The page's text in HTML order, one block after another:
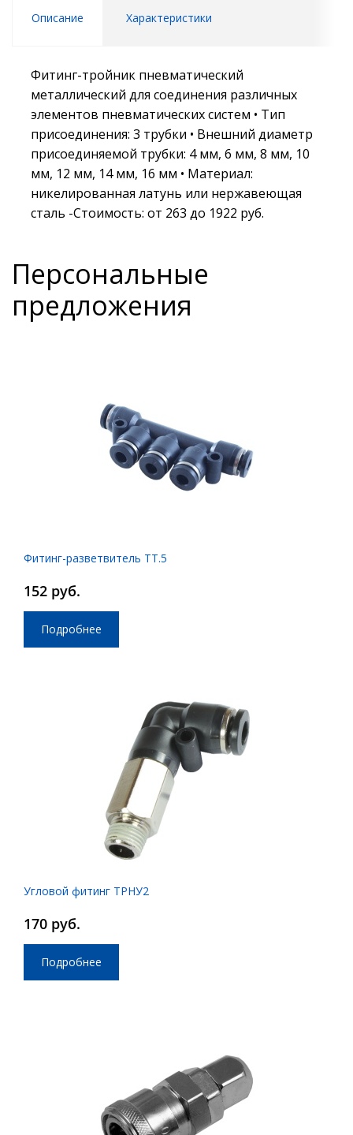
Описание Характеристики
Фитинг-тройник пневматический
металлический для соединения различных
элементов пневматических систем • Тип
присоединения: 3 трубки • Внешний диаметр
присоединяемой трубки: 4 мм, 6 мм, 8 мм, 10
мм, 12 мм, 14 мм, 16 мм • Материал:
никелированная латунь или нержавеющая
сталь -Стоимость: от 263 до 1922 руб.
Персональные
предложения
Фитинг-разветвитель ТТ.5
152 руб.
Подробнее
Угловой фитинг ТРНУ2
170 руб.
Подробнее